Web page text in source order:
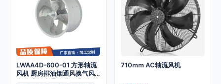
LWAA4D-600-01 方形轴流
风机 厨房排油烟通风换气风
扇 工业厂房通风排风扇
710mm AC轴流风机